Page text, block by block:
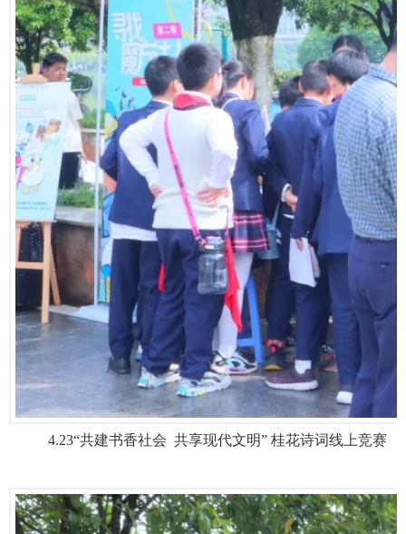
4.23“共建书香社会 共享现代文明” 桂花诗词线上竞赛